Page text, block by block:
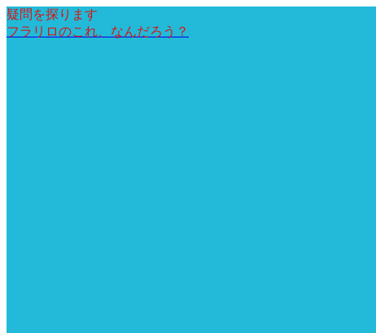
疑問を探ります
フラリロのこれ、なんだろう？